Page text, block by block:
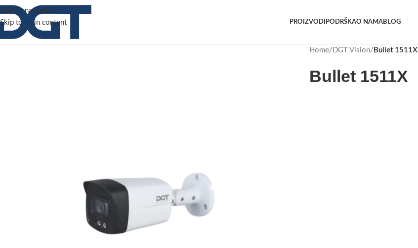
Skip to navigation
Skip to main content
PROIZVODI PODRŠKAO NAMABLOG
Home/ DGT Vision/ Bullet 1511X
Bullet 1511X